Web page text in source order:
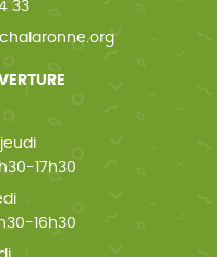
33
17h30
16h30